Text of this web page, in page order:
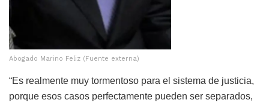
Abogado Marino Feliz (Fuente externa)
“Es realmente muy tormentoso para el sistema de justicia,
porque esos casos perfectamente pueden ser separados,